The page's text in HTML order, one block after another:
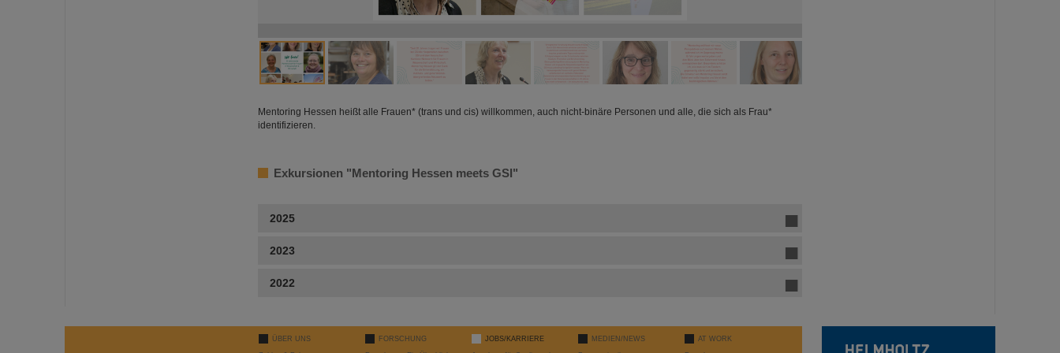
Mentoring Hessen heißt alle Frauen* (trans und cis) willkommen, auch nicht-binäre Personen und alle, die sich als Frau*
identifizieren.
Exkursionen "Mentoring Hessen meets GSI"
2025
2023
2022
ÜBER UNS FORSCHUNG JOBS/KARRIERE MEDIEN/NEWS AT WORK